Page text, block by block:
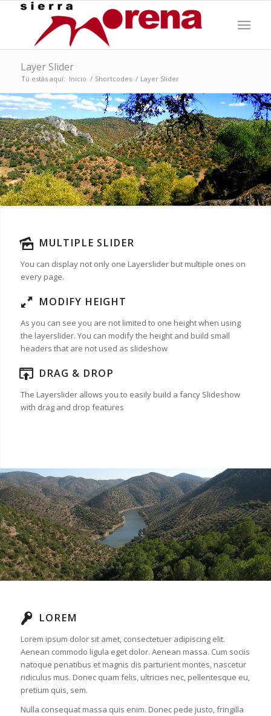
Layer Slider
Tú estás aquí: Inicio / Shortcodes / Layer Slider
MULTIPLE SLIDER
You can display not only one Layerslider but multiple ones on
every page.
MODIFY HEIGHT
As you can see you are not limited to one height when using
the layerslider. You can modify the height and build small
headers that are not used as slideshow
DRAG & DROP
The Layerslider allows you to easily build a fancy Slideshow
with drag and drop features
LOREM
Lorem ipsum dolor sit amet, consectetuer adipiscing elit.
Aenean commodo ligula eget dolor. Aenean massa. Cum sociis
natoque penatibus et magnis dis parturient montes, nascetur
ridiculus mus. Donec quam felis, ultricies nec, pellentesque eu,
pretium quis, sem.
Nulla consequat massa quis enim. Donec pede justo, fringilla